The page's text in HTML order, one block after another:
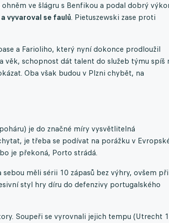
ve šlágru s Benfikou a podal dobrý
vyvaroval se faulů. Pietuszewski zase proti
a Farioliho, který nyní dokonce prodloužil
věk, schopnost dát talent do služeb týmu spíš
Oba však budou v Plzni chybět, na
je do značné míry vysvětlitelná
je třeba se podívat na porážku v
je překoná, Porto strádá.
sebou měli sérii 10 zápasů bez výhry, ovšem při
styl hry díru do defenzivy portugalského
Soupeři se vyrovnali jejich tempu (Utrecht